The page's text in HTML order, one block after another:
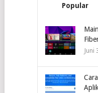
Popular
Juni